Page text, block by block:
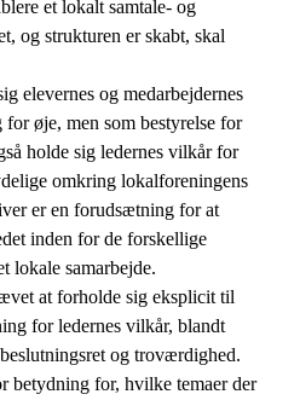
et lokalt samtale- og
og strukturen er skabt, skal
elevernes og medarbejdernes
øje, men som bestyrelse for
holde sig ledernes vilkår for
omkring lokalforeningens
er en forudsætning for at
inden for de forskellige
lokale samarbejde.
at forholde sig eksplicit til
for ledernes vilkår, blandt
og troværdighed.
betydning for, hvilke temaer der